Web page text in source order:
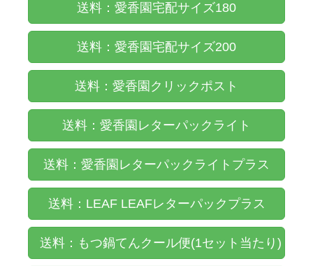
送料：愛香園宅配サイズ180
送料：愛香園宅配サイズ200
送料：愛香園クリックポスト
送料：愛香園レターパックライト
送料：愛香園レターパックライトプラス
送料：LEAF LEAFレターパックプラス
送料：もつ鍋てんクール便(1セット当たり)